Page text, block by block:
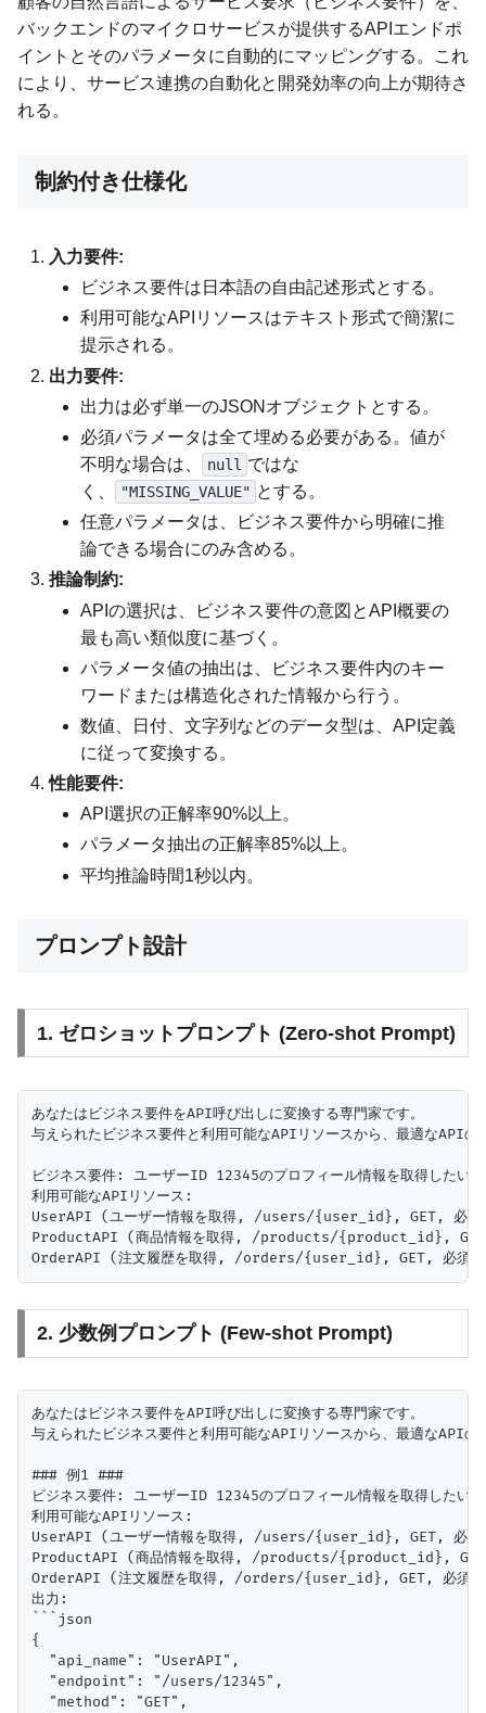
バックエンドのマイクロサービスが提供するAPIエンドポ
イントとそのパラメータに自動的にマッピングする。これ
により、サービス連携の自動化と開発効率の向上が期待さ
れる。
制約付き仕様化
入力要件:
ビジネス要件は日本語の自由記述形式とする。
利用可能なAPIリソースはテキスト形式で簡潔に
提示される。
出力要件:
出力は必ず単一のJSONオブジェクトとする。
必須パラメータは全て埋める必要がある。値が
不明な場合は、
null ではな
く、
"MISSING_VALUE" とする。
任意パラメータは、ビジネス要件から明確に推
論できる場合にのみ含める。
推論制約:
APIの選択は、ビジネス要件の意図とAPI概要の
最も高い類似度に基づく。
パラメータ値の抽出は、ビジネス要件内のキー
ワードまたは構造化された情報から行う。
数値、日付、文字列などのデータ型は、API定義
に従って変換する。
性能要件:
API選択の正解率90%以上。
パラメータ抽出の正解率85%以上。
平均推論時間1秒以内。
プロンプト設計
1. ゼロショットプロンプト (Zero-shot Prompt)
あなたはビジネス要件をAPI呼び出しに変換する専門家です。
与えられたビジネス要件と利用可能なAPIリソースから、最適なAPI
ビジネス要件: ユーザーID 12345のプロフィール情報を取得したい。
利用可能なAPIリソース:
UserAPI (ユーザー情報を取得, /users/{user_id}, GET,
ProductAPI (商品情報を取得, /products/{product_id},
2. 少数例プロンプト (Few-shot Prompt)
あなたはビジネス要件をAPI呼び出しに変換する専門家です。
与えられたビジネス要件と利用可能なAPIリソースから、最適なAPI
### 例1 ###
ビジネス要件: ユーザーID 12345のプロフィール情報を取得したい。
利用可能なAPIリソース:
UserAPI (ユーザー情報を取得, /users/{user_id}, GET,
ProductAPI (商品情報を取得, /products/{product_id},
OrderAPI (注文履歴を取得, /orders/{user_id}, GET, 必
出力:
```json
{
  "api_name": "UserAPI",
  "endpoint": "/users/12345",
  "method": "GET",